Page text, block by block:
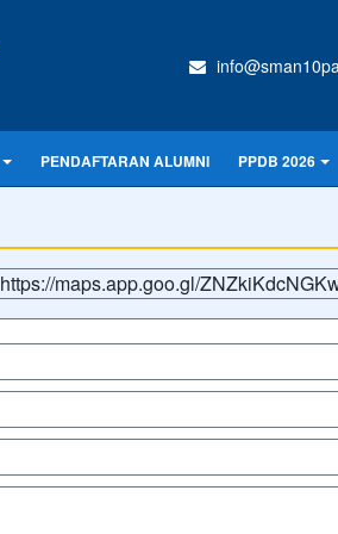
PENDAFTARAN ALUMNI PPDB 2026
https://maps.app.goo.gl/